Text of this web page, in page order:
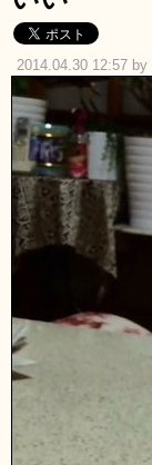
2014.04.30 12:57 by